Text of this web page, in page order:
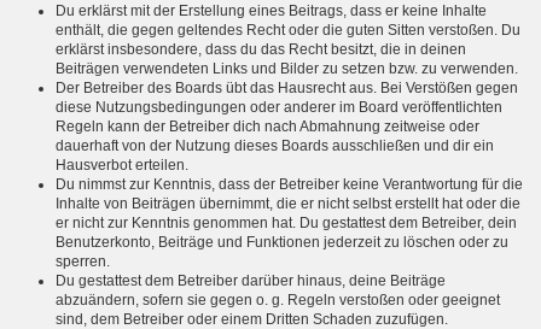
Du erklärst mit der Erstellung eines Beitrags, dass er keine Inhalte
enthält, die gegen geltendes Recht oder die guten Sitten verstoßen. Du
erklärst insbesondere, dass du das Recht besitzt, die in deinen
Beiträgen verwendeten Links und Bilder zu setzen bzw. zu verwenden.
Der Betreiber des Boards übt das Hausrecht aus. Bei Verstößen gegen
diese Nutzungsbedingungen oder anderer im Board veröffentlichten
Regeln kann der Betreiber dich nach Abmahnung zeitweise oder
dauerhaft von der Nutzung dieses Boards ausschließen und dir ein
Hausverbot erteilen.
Du nimmst zur Kenntnis, dass der Betreiber keine Verantwortung für die
Inhalte von Beiträgen übernimmt, die er nicht selbst erstellt hat oder die
er nicht zur Kenntnis genommen hat. Du gestattest dem Betreiber, dein
Benutzerkonto, Beiträge und Funktionen jederzeit zu löschen oder zu
sperren.
Du gestattest dem Betreiber darüber hinaus, deine Beiträge
abzuändern, sofern sie gegen o. g. Regeln verstoßen oder geeignet
sind, dem Betreiber oder einem Dritten Schaden zuzufügen.